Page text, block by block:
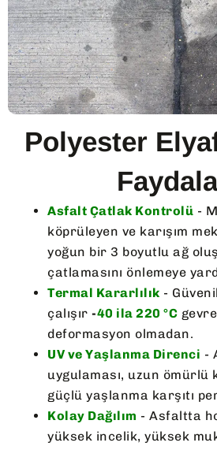
Polyester
Asfalt Çatlak Kontrolü -
köprüleyen ve karışım
yoğun bir 3 boyutlu ağ
çatlamasını önlemeye
Termal Kararlılık -
çalışır -40 ila 220 °C
deformasyon olmadan.
UV ve Yaşlanma Direnci -
uygulaması, uzun ömürlü
güçlü yaşlanma karşıtı
Kolay Dağılım - Asfaltta
yüksek incelik, yüksek